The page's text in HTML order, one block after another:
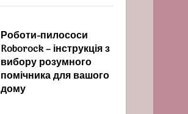
Роботи-пилососи
Roborock – інструкція з
вибору розумного
помічника для вашого
дому